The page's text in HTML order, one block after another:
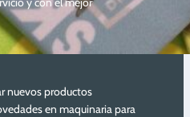
nuevos productos
en maquinaria para